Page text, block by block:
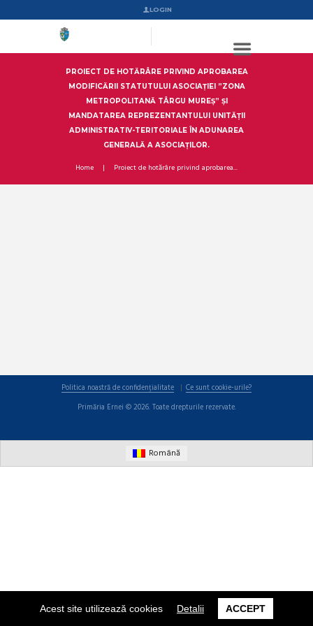
Acest site utilizează cookies Detalii ACCEPT
LOGIN
PROIECT DE HOTĂRÂRE PRIVIND APROBAREA
MODIFICĂRII STATUTULUI ASOCIAȚIEI ”ZONA
METROPOLITANĂ TÂRGU MUREȘ” ȘI
MANDATAREA REPREZENTANTULUI UNITĂȚII
ADMINISTRATIV-TERITORIALE ÎN ADUNAREA
GENERALĂ A ASOCIAȚILOR.
Home Proiect de hotărâre privind aprobarea...
Politica noastră de confidențialitate
Ce sunt cookie-urile?
Primăria Ernei © 2026. Toate drepturile rezervate.
Română